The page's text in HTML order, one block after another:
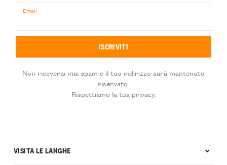
Email
Non riceverai mai spam e il tuo indirizzo sarà mantenuto
riservato.
Rispettiamo la tua privacy.
VISITA LE LANGHE